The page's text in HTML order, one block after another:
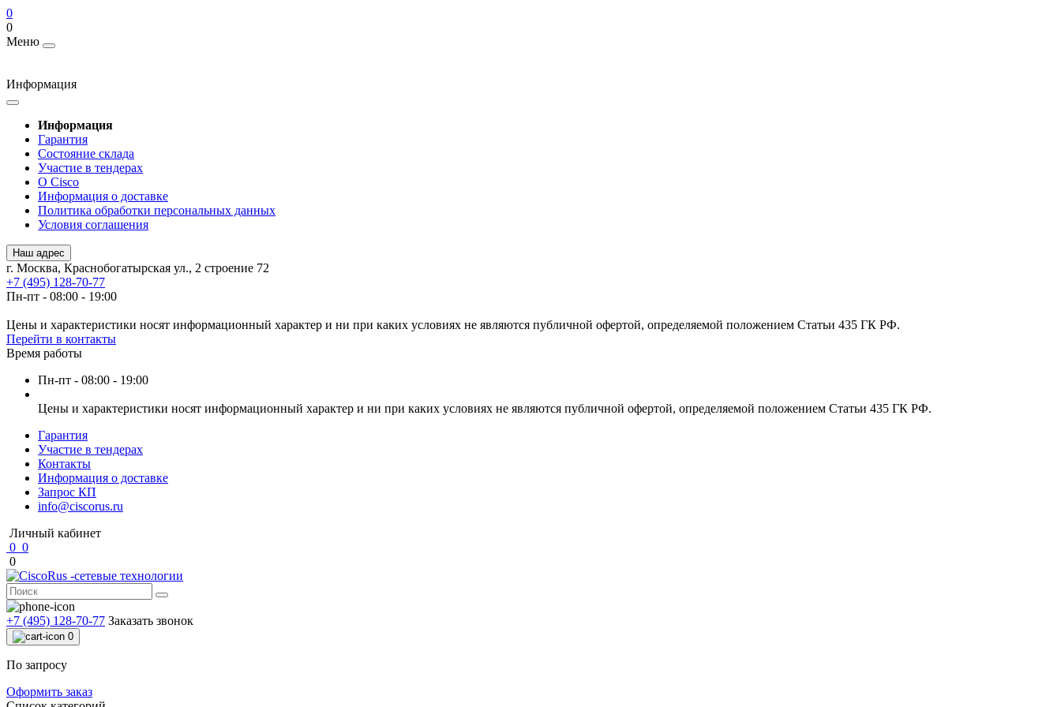
0
0
Меню
Информация
Информация
Гарантия
Состояние склада
Участие в тендерах
О Cisco
Информация о доставке
Политика обработки персональных данных
Условия соглашения
Наш адрес
г. Москва, Краснобогатырская ул., 2 строение 72
+7 (495) 128-70-77
Пн-пт - 08:00 - 19:00
Цены и характеристики носят информационный характер и ни при каких условиях не являются публичной офертой, определяемой положением Статьи 435 ГК РФ.
Перейти в контакты
Время работы
Пн-пт - 08:00 - 19:00
Цены и характеристики носят информационный характер и ни при каких условиях не являются публичной офертой, определяемой положением Статьи 435 ГК РФ.
Гарантия
Участие в тендерах
Контакты
Информация о доставке
Запрос КП
info@ciscorus.ru
Личный кабинет
0 0
0
+7 (495) 128-70-77 Заказать звонок
0
По запросу
Оформить заказ